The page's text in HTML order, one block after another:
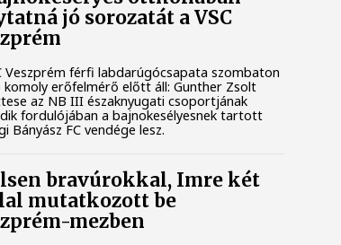
jó sorozatát a VSC
Veszprém férfi labdarúgócsapata szombaton
komoly erőfelmérő előtt áll: Gunther Zsolt
az NB III északnyugati csoportjának
fordulójában a bajnokesélyesnek tartott
Bányász FC vendége lesz.
bravúrokkal, Imre két
mutatkozott be
mezben